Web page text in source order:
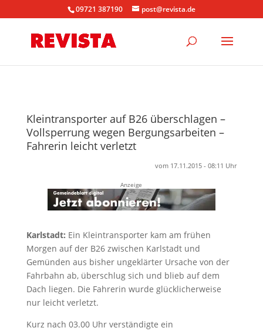
09721 387190 post@revista.de
Kleintransporter auf B26 überschlagen –
Vollsperrung wegen Bergungsarbeiten –
Fahrerin leicht verletzt
vom 17.11.2015 - 08:11 Uhr
Anzeige
Karlstadt: Ein Kleintransporter kam am frühen
Morgen auf der B26 zwischen Karlstadt und
Gemünden aus bisher ungeklärter Ursache von der
Fahrbahn ab, überschlug sich und blieb auf dem
Dach liegen. Die Fahrerin wurde glücklicherweise
nur leicht verletzt.
Kurz nach 03.00 Uhr verständigte ein